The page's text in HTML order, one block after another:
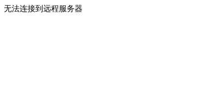
无法连接到远程服务器